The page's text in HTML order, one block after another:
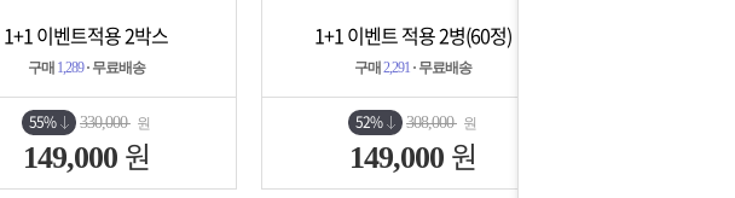
상세보기 담기
1+1 이벤트적용 2박스
구매 1,289· 무료배송
55% 330,000 원
149,000 원
상세보기 담기
1+1 이벤트 적용 2병(60정)
구매 2,291· 무료배송
52% 308,000 원
149,000 원